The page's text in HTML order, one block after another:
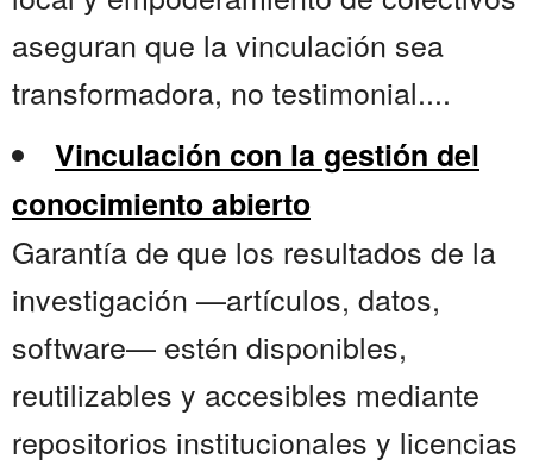
aseguran que la vinculación sea
transformadora, no testimonial....
Vinculación con la gestión del
conocimiento abierto
Garantía de que los resultados de la
investigación —artículos, datos,
software— estén disponibles,
reutilizables y accesibles mediante
repositorios institucionales y licencias